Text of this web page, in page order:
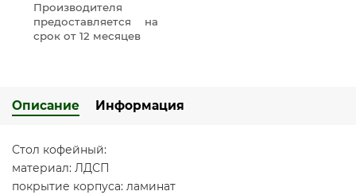
Производителя
предоставляется на
срок от 12 месяцев
Описание Информация
Стол кофейный:
материал: ЛДСП
покрытие корпуса: ламинат